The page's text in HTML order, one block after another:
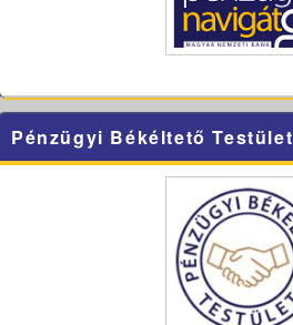
Pénzügyi Békéltető Testület